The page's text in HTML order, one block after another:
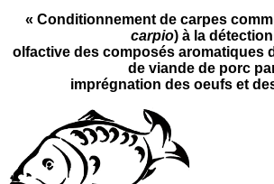
« Conditionnement de carpes
carpio) à la détection
olfactive des composés aromatiques
de viande de porc
imprégnation des oeufs et